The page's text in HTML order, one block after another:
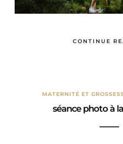
CONTINUE
MATERNITÉ ET
séance photo à